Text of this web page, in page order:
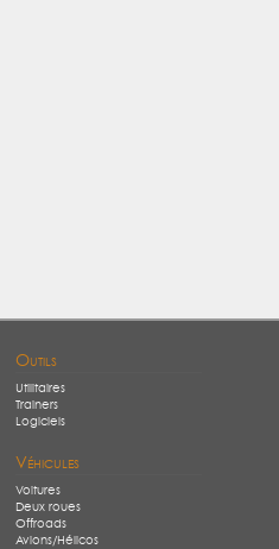
Outils
Utilitaires
Trainers
Logiciels
Véhicules
Voitures
Deux roues
Offroads
Avions/Hélicos